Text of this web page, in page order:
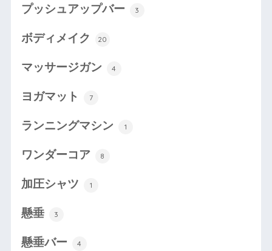
プッシュアップバー 3
ボディメイク 20
マッサージガン 4
ヨガマット 7
ランニングマシン 1
ワンダーコア 8
加圧シャツ 1
懸垂 3
懸垂バー 4